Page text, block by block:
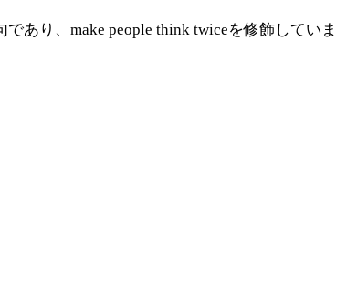
あり、make people think twiceを修飾していま